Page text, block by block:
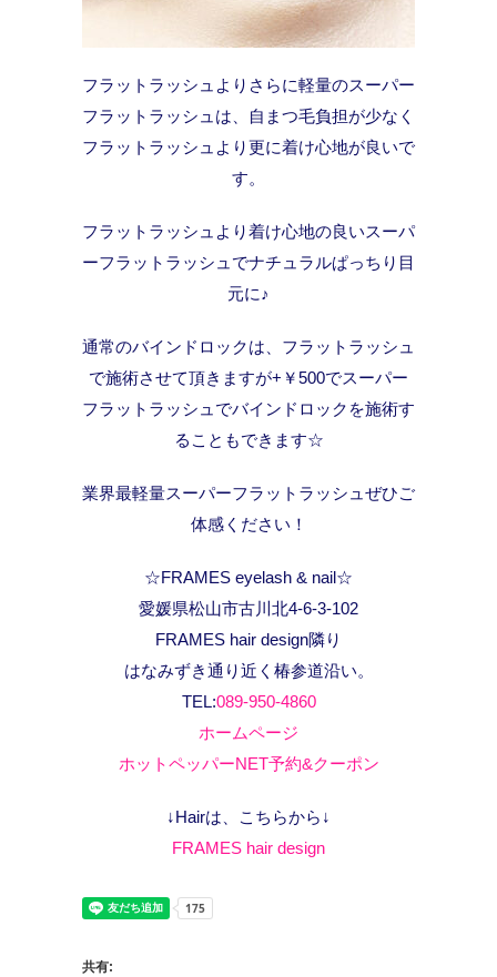
フラットラッシュよりさらに軽量のスーパー
フラットラッシュは、自まつ毛負担が少なく
フラットラッシュより更に着け心地が良いで
す。
フラットラッシュより着け心地の良いスーパ
ーフラットラッシュでナチュラルぱっちり目
元に♪
通常のバインドロックは、フラットラッシュ
で施術させて頂きますが+￥500でスーパー
フラットラッシュでバインドロックを施術す
ることもできます☆
業界最軽量スーパーフラットラッシュぜひご
体感ください！
☆FRAMES eyelash & nail☆
愛媛県松山市古川北4-6-3-102
FRAMES hair design隣り
はなみずき通り近く椿参道沿い。
TEL:089-950-4860
ホームページ
ホットペッパーNET予約&クーポン
↓Hairは、こちらから↓
FRAMES hair design
共有: